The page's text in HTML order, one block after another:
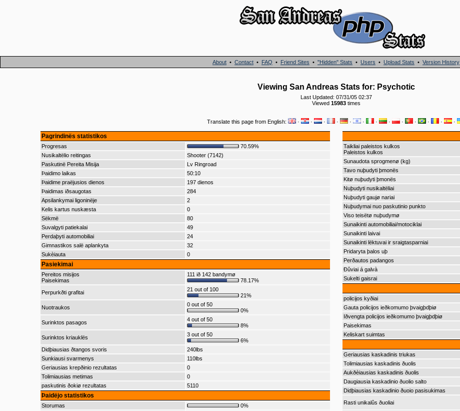
About • Contact • FAQ • Friend Sites • "Hidden" Stats • Users • Upload Stats • Version History
Viewing San Andreas Stats for: Psychotic
Last Updated: 07/31/05 02:37
Viewed 15983times
Translate this page from English: · · · · · · · · · · · · ·
Pagrindinës statistikos
Progresas
70.59%
Nusikaltëlio reitingas
Shooter (7142)
Paskutinë Pereita Misija
Lv Ringroad
Þaidimo laikas
50:10
Þaidime praëjusios dienos
197 dienos
Þaidimas iðsaugotas
284
Apsilankymai ligoninëje
2
Kelis kartus nuskæsta
0
Sëkmë
80
Suvalgyti patiekalai
49
Perdaþyti automobiliai
24
Gimnastikos salë aplankyta
32
Sukèiauta
0
Pasiekimai
Pereitos misijos
Paisekimas
111 ið 142 bandymø
78.17%
Perpurkðti grafitai
21 out of 100
21%
Nuotraukos
0 out of 50
0%
Surinktos pasagos
4 out of 50
8%
Surinktos kriauklës
3 out of 50
6%
Didþiausias ðtangos svoris
240lbs
Sunkiausi svarmenys
110lbs
Geriausias krepðinio rezultatas
0
Tolimiausias metimas
0
paskutinis ðokiø rezultatas
5110
Þaidëjo statistikos
Storumas
0%
Taikliai paleistos kulkos
Paleistos kulkos
Sunaudota sprogmenø (kg)
Tavo nuþudyti þmonës
Kitø nuþudyti þmonës
Nuþudyti nusikaltëliai
Nuþudyti gaujø nariai
Nuþudymai nuo paskutinio punkto
Viso teisëtø nuþudymø
Sunaikinti automobiliai/motociklai
Sunaikinti laivai
Sunaikinti lëktuvai ir sraigtasparniai
Pridaryta þalos uþ
Perðautos padangos
Ðûviai á galvà
Sukelti gaisrai
policijos kyðiai
Gauta policijos ieðkomumo þvaigþdþiø
Iðvengta policijos ieðkomumo þvaigþdþiø
Paisekimas
Keliskart suimtas
Geriausias kaskadinis triukas
Tolimiausias kaskadinis ðuolis
Aukðèiausias kaskadinis ðuolis
Daugiausia kaskadinio ðuolio salto
Didþiausias kaskadinio ðuoio pasisukimas
Rasti unikalûs ðuoliai